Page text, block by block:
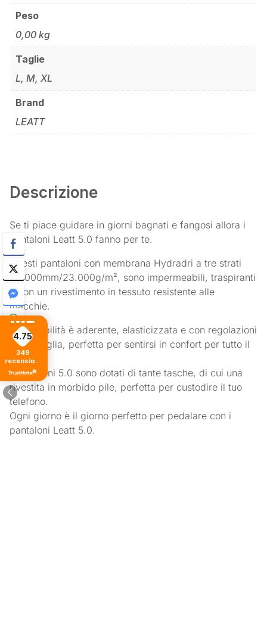
Peso
0,00 kg
Taglie
L, M, XL
Brand
LEATT
Descrizione
Se ti piace guidare in giorni bagnati e fangosi allora i
pantaloni Leatt 5.0 fanno per te.
Questi pantaloni con membrana Hydradri a tre strati
30.000mm/23.000g/m², sono impermeabili, traspiranti
e con un rivestimento in tessuto resistente alle
macchie.
La vestibilità è aderente, elasticizzata e con regolazioni
alla caviglia, perfetta per sentirsi in confort per tutto il
giorno.
I pantaloni 5.0 sono dotati di tante tasche, di cui una
rivestita in morbido pile, perfetta per custodire il tuo
telefono.
Ogni giorno è il giorno perfetto per pedalare con i
pantaloni Leatt 5.0.
4.75
349
recensioni
di tutti i
tempi